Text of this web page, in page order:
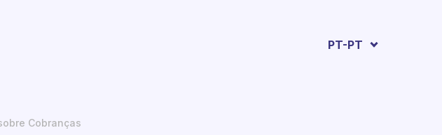
PT-PT
Cobranças